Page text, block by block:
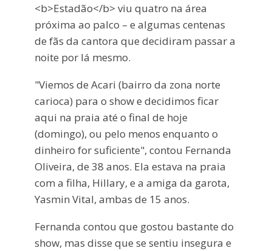
<b>Estadão</b> viu quatro na área
próxima ao palco – e algumas centenas
de fãs da cantora que decidiram passar a
noite por lá mesmo.
"Viemos de Acari (bairro da zona norte
carioca) para o show e decidimos ficar
aqui na praia até o final de hoje
(domingo), ou pelo menos enquanto o
dinheiro for suficiente", contou Fernanda
Oliveira, de 38 anos. Ela estava na praia
com a filha, Hillary, e a amiga da garota,
Yasmin Vital, ambas de 15 anos.
Fernanda contou que gostou bastante do
show, mas disse que se sentiu insegura e